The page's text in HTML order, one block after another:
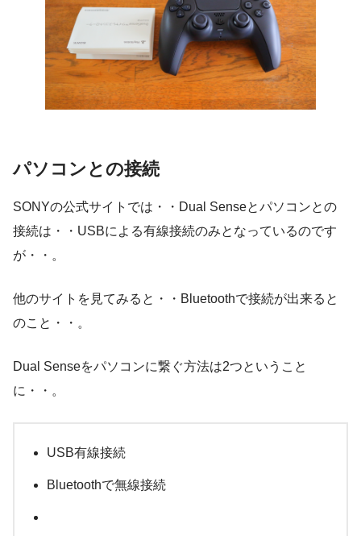
パソコンとの接続
SONYの公式サイトでは・・Dual Senseとパソコンとの
接続は・・USBによる有線接続のみとなっているのです
が・・。
他のサイトを見てみると・・Bluetoothで接続が出来ると
のこと・・。
Dual Senseをパソコンに繋ぐ方法は2つということ
に・・。
USB有線接続
Bluetoothで無線接続